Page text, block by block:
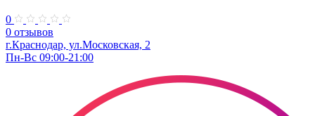
0
0 отзывов
г.Краснодар, ул.​Московская, 2
Пн-Вс 09:00-21:00